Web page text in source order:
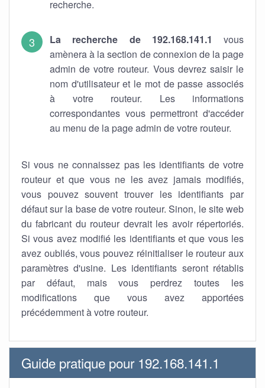
recherche.
La recherche de 192.168.141.1
vous
amènera à la section de connexion de la page
admin de votre routeur. Vous devrez saisir le
nom d'utilisateur et le mot de passe associés
à votre routeur. Les informations
correspondantes vous permettront d'accéder
au menu de la page admin de votre routeur.
Si vous ne connaissez pas les identifiants de votre
routeur et que vous ne les avez jamais modifiés,
vous pouvez souvent trouver les identifiants par
défaut sur la base de votre routeur. Sinon, le site web
du fabricant du routeur devrait les avoir répertoriés.
Si vous avez modifié les identifiants et que vous les
avez oubliés, vous pouvez réinitialiser le routeur aux
paramètres d'usine. Les identifiants seront rétablis
par défaut, mais vous perdrez toutes les
modifications que vous avez apportées
précédemment à votre routeur.
Guide pratique pour 192.168.141.1